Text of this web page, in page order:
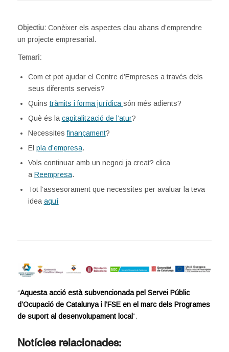
Objectiu: Conèixer els aspectes clau abans d’emprendre
un projecte empresarial.
Temari:
Com et pot ajudar el Centre d’Empreses a través dels
seus diferents serveis?
Quins tràmits i forma jurídicasón més adients?
Què és la capitalització de l’atur?
Necessitesfinançament?
El pla d’empresa.
Vols continuar amb un negoci ja creat? clica
a Reempresa.
Tot l’assesorament que necessites per avaluar la teva
idea aquí
“Aquesta acció està subvencionada pel Servei Públic
d’Ocupació de Catalunya i l’FSE en el marc dels Programes
de suport al desenvolupament local”.
Notícies relacionades: